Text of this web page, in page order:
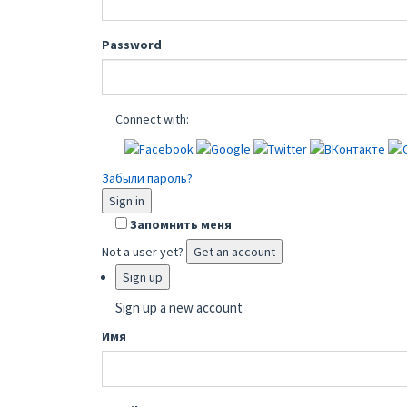
Password
Connect with:
Забыли пароль?
Sign in
Запомнить меня
Not a user yet?
Get an account
Sign up
Sign up a new account
Имя